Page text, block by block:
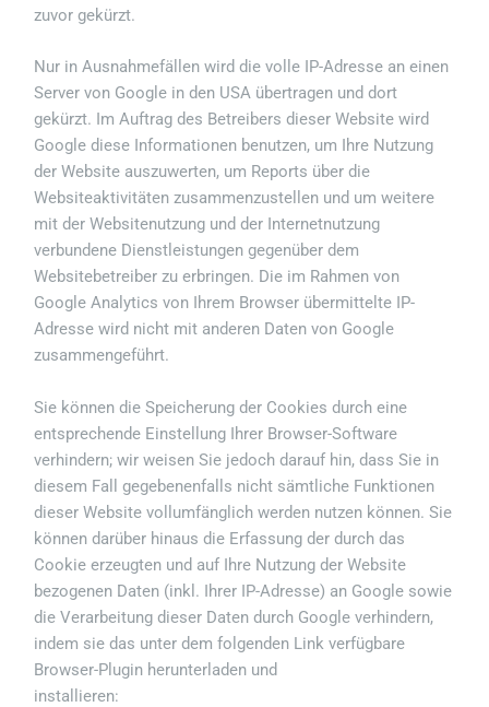
zuvor gekürzt.
Nur in Ausnahmefällen wird die volle IP-Adresse an einen
Server von Google in den USA übertragen und dort
gekürzt. Im Auftrag des Betreibers dieser Website wird
Google diese Informationen benutzen, um Ihre Nutzung
der Website auszuwerten, um Reports über die
Websiteaktivitäten zusammenzustellen und um weitere
mit der Websitenutzung und der Internetnutzung
verbundene Dienstleistungen gegenüber dem
Websitebetreiber zu erbringen. Die im Rahmen von
Google Analytics von Ihrem Browser übermittelte IP-
Adresse wird nicht mit anderen Daten von Google
zusammengeführt.
Sie können die Speicherung der Cookies durch eine
entsprechende Einstellung Ihrer Browser-Software
verhindern; wir weisen Sie jedoch darauf hin, dass Sie in
diesem Fall gegebenenfalls nicht sämtliche Funktionen
dieser Website vollumfänglich werden nutzen können. Sie
können darüber hinaus die Erfassung der durch das
Cookie erzeugten und auf Ihre Nutzung der Website
bezogenen Daten (inkl. Ihrer IP-Adresse) an Google sowie
die Verarbeitung dieser Daten durch Google verhindern,
indem sie das unter dem folgenden Link verfügbare
Browser-Plugin herunterladen und
installieren: